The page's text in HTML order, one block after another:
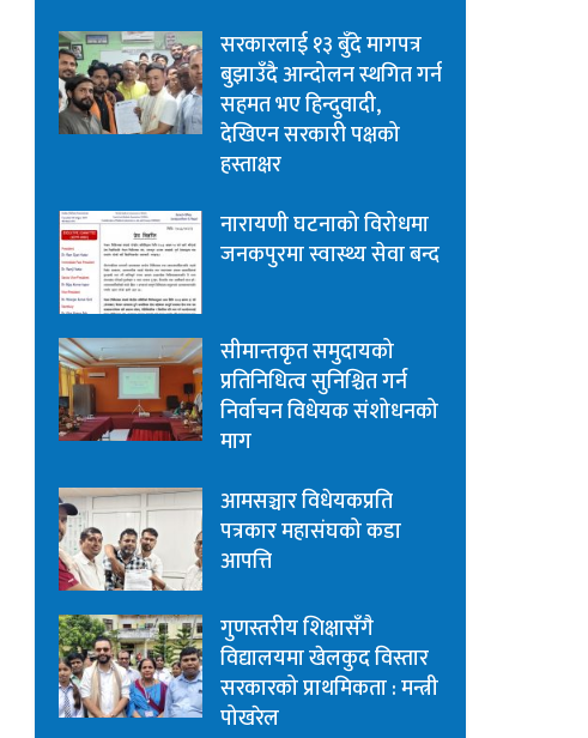
सरकारलाई १३ बुँदे मागपत्र
बुझाउँदै आन्दोलन स्थगित गर्न
सहमत भए हिन्दुवादी,
देखिएन सरकारी पक्षको
हस्ताक्षर
नारायणी घटनाको विरोधमा
जनकपुरमा स्वास्थ्य सेवा बन्द
सीमान्तकृत समुदायको
प्रतिनिधित्व सुनिश्चित गर्न
निर्वाचन विधेयक संशोधनको
माग
आमसञ्चार विधेयकप्रति
पत्रकार महासंघको कडा
आपत्ति
गुणस्तरीय शिक्षासँगै
विद्यालयमा खेलकुद विस्तार
सरकारको प्राथमिकता : मन्त्री
पोखरेल